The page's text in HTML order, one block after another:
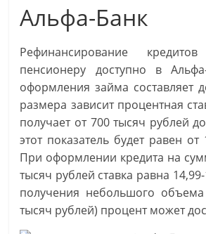
Альфа-Банк
Рефинансирование
пенсионеру доступно в
оформления займа составляет
размера зависит процентная
получает от 700 тысяч рублей
этот показатель будет равен от
При оформлении кредита на
тысяч рублей ставка равна
получения небольшого
тысяч рублей) процент может